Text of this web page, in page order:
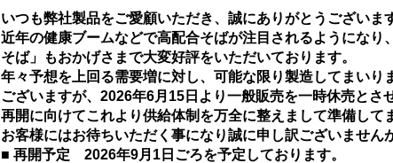
いつも弊社製品をご愛顧いただき、誠にありがとうございま
近年の健康ブームなどで高配合そばが注目されるようにな
そば」もおかげさまで大変好評をいただいております。
年々予想を上回る需要増に対し、可能な限り製造してまい
ございますが、2026年6月15日より一般販売を一時休売とさ
再開に向けてこれより供給体制を万全に整えまして準備して
お客様にはお待ちいただく事になり誠に申し訳ございません
■ 再開予定 2026年9月1日ごろを予定しております。